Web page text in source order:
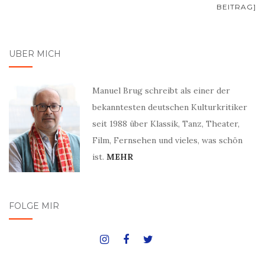
BEITRAG]
ÜBER MICH
Manuel Brug schreibt als einer der
bekanntesten deutschen Kulturkritiker
seit 1988 über Klassik, Tanz, Theater,
Film, Fernsehen und vieles, was schön
ist. MEHR
FOLGE MIR